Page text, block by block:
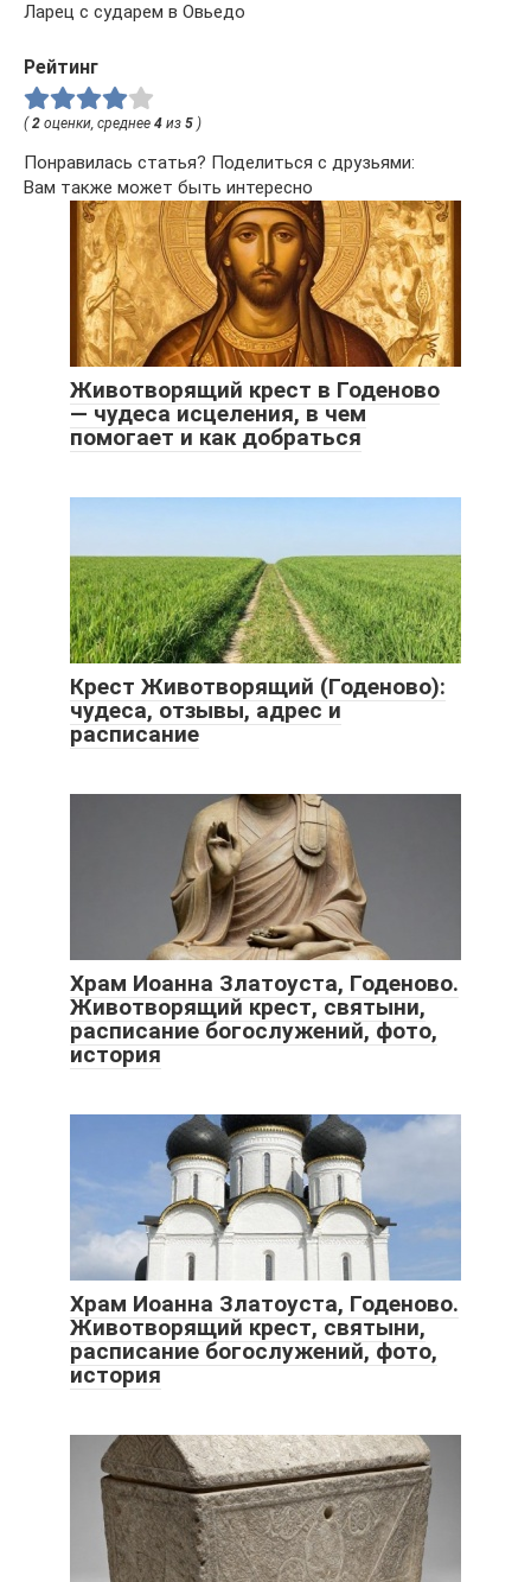
Ларец с сударем в Овьедо
Рейтинг
(2 оценки, среднее 4 из 5 )
Понравилась статья? Поделиться с друзьями:
Вам также может быть интересно
Животворящий крест в Годеново
— чудеса исцеления, в чем
помогает и как добраться
Крест Животворящий (Годеново):
чудеса, отзывы, адрес и
расписание
Храм Иоанна Златоуста, Годеново.
Животворящий крест, святыни,
расписание богослужений, фото,
история
Храм Иоанна Златоуста, Годеново.
Животворящий крест, святыни,
расписание богослужений, фото,
история